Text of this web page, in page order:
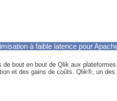
à faible latence pour
bout en bout de Qlik aux
et des gains de coûts. Qlik®, un des